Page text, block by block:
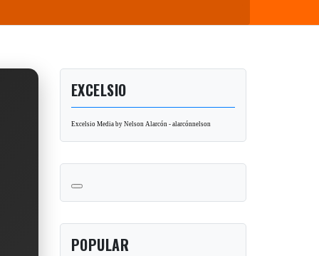
EXCELSIO
Excelsio Media by Nelson Alarcón - alarcónnelson
POPULAR